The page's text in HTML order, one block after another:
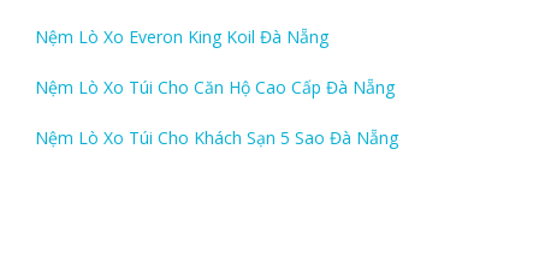
Nệm Lò Xo Everon King Koil Đà Nẵng
Nệm Lò Xo Túi Cho Căn Hộ Cao Cấp Đà Nẵng
Nệm Lò Xo Túi Cho Khách Sạn 5 Sao Đà Nẵng